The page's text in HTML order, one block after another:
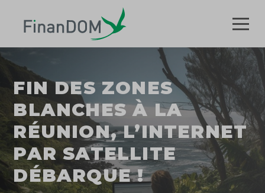
FIN DES ZONES
BLANCHES À LA
RÉUNION, L’INTERNET
PAR SATELLITE
DÉBARQUE !